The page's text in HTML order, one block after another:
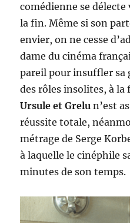
comédienne se
la fin. Même si son
envier, on ne cesse
dame du cinéma
pareil pour insuffler sa
des rôles insolites, à la
Ursule et Grelun’est
réussite totale,
métrage de Serge
à laquelle le cinéphile
minutes de son temps.